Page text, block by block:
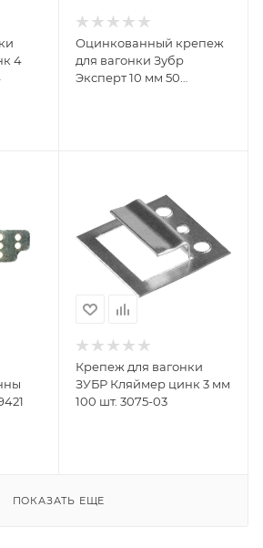
4
Оцинкованный крепеж
для вагонки Зубр
Эксперт 10 мм 50
Крепеж для вагонки
ЗУБР Кляймер цинк 3 мм
100 шт. 3075-03
ПОКАЗАТЬ ЕЩЕ